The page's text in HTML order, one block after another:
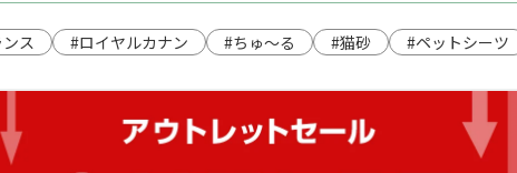
ス #ロイヤルカナン #ちゅ～る #猫砂 #ペットシーツ